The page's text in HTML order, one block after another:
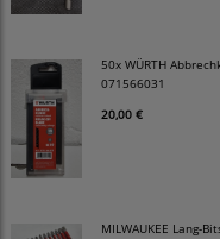
50x WÜRTH
071566031
20,00 €
MILWAUKEE Lang-